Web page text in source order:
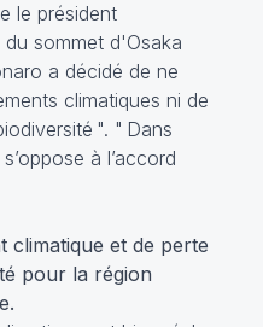
le président
sommet d'Osaka
a décidé de ne
climatiques ni de
". " Dans
à l’accord
climatique et de perte
pour la région